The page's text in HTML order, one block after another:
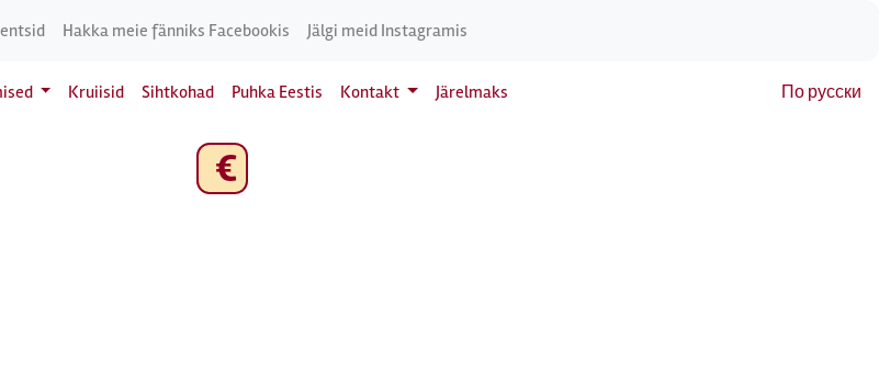
Hakka meie fänniks Facebookis Jälgi meid Instagramis
Kruiisid Sihtkohad Puhka Eestis Kontakt Järelmaks По русски
€